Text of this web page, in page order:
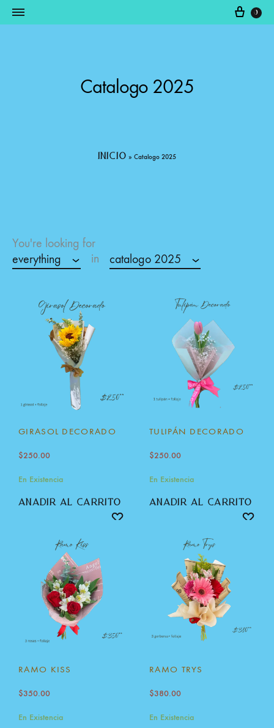
0
Catalogo 2025
inicio »Catalogo 2025
You're looking for
everything
in catalogo 2025
GIRASOL DECORADO
$250.00
En Existencia
añadir al carrito
TULIPÁN DECORADO
$250.00
En Existencia
añadir al carrito
RAMO KISS
$350.00
En Existencia
RAMO TRYS
$380.00
En Existencia